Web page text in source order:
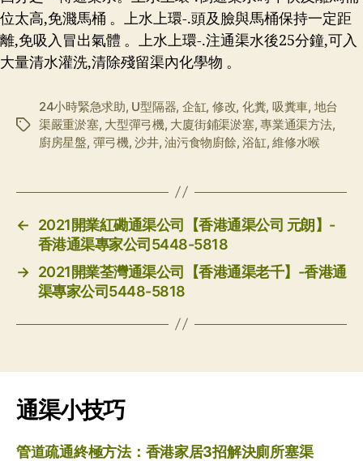
位太高,免濺馬桶 。上水上環-.頭及臉與馬桶保持一定距
離,免吸入冒出氣體 。上水上環-.注通渠水後25分鐘,可入
大量清水灌洗,清除殘留渠內化學物 。
标
24小時緊急求助, U型隔器, 企缸, 修改, 化糞, 吸糞車, 地台
渠嚴重淤塞, 大型彈弓機, 大廈街鋪渠淤塞,專業通渠方法,
廚房星盤, 彈弓機,沙井,油污食物廚餘,浴缸,維修水喉
←
2021開業紅磡通渠公司【香港通渠公司 元朗】-
香港通渠專家公司5448-5818
→ 2021開業荃灣通渠公司【香港通渠老千】-香港通
渠專家公司5448-5818
通渠小技巧
管道疏通終極方法：香港家居3招解決廁所塞渠